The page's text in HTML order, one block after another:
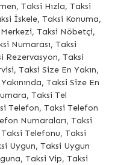
Taksi Hızla, Taksi
İskele, Taksi Konuma,
Taksi Nöbetçi,
Numarası, Taksi
Rezervasyon, Taksi
Taksi Size En Yakın,
Taksi Size En
Taksi Tel
Telefon, Taksi Telefon
Numaraları, Taksi
Telefonu, Taksi
Uygun, Taksi Uygun
Taksi Vip, Taksi